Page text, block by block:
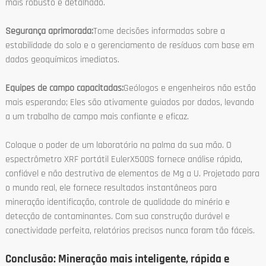
Segurança aprimorada:Tome decisões informadas sobre a
estabilidade do solo e o gerenciamento de resíduos com base em
dados geoquímicos imediatos.
Equipes de campo capacitadas:Geólogos e engenheiros não estão
mais esperando; Eles são ativamente guiados por dados, levando
a um trabalho de campo mais confiante e eficaz.
Coloque o poder de um laboratório na palma da sua mão. O
espectrômetro XRF portátil EulerX500S fornece análise rápida,
confiável e não destrutiva de elementos de Mg a U. Projetado para
o mundo real, ele fornece resultados instantâneos para
mineração identificação, controle de qualidade do minério e
detecção de contaminantes. Com sua construção durável e
conectividade perfeita, relatórios precisos nunca foram tão fáceis.
Conclusão: Mineração mais inteligente, rápida e